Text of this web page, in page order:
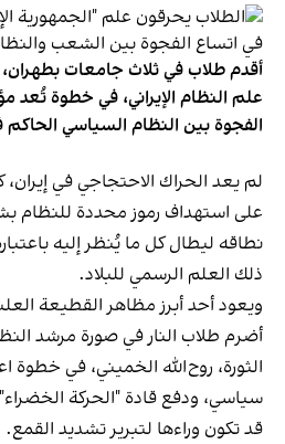
أقدم طلاب في ثلاث جامعات بطهران،
علم النظام الإيراني، في خطوة تُعد
الفجوة بين النظام السياسي
لم يعد الحراك الاحتجاجي في
على استهداف رموز محددة للنظام
نطاقه ليطال كل ما يُنظر إليه
ذلك العلم الرسمي للبلاد.
أضرم طلاب النار في صورة مرشد
الثورة، روح‌الله الخميني، في خطوة
سياسي، ودفع قادة "الحركة
قد تكون وراءها لتبرير تشديد القمع.